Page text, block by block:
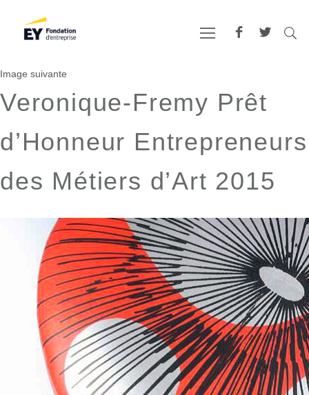
Image suivante
Veronique-Fremy Prêt
d’Honneur Entrepreneurs
des Métiers d’Art 2015